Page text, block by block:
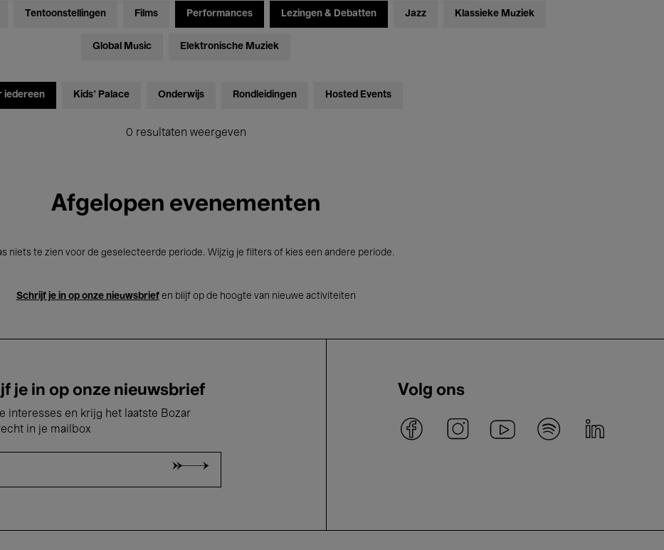
Tentoonstellingen Films Performances Lezingen & Debatten Jazz Klassieke Muziek
Global Music Elektronische Muziek
iedereen Kids’ Palace Onderwijs Rondleidingen Hosted Events
0 resultaten weergeven
Afgelopen evenementen
niets te zien voor de geselecteerde periode. Wijzig je filters of kies een andere periode.
Schrijf je in op onze nieuwsbriefen blijf op de hoogte van nieuwe activiteiten
je in op onze nieuwsbrief
interesses en krijg het laatste Bozar
in je mailbox
Volg ons